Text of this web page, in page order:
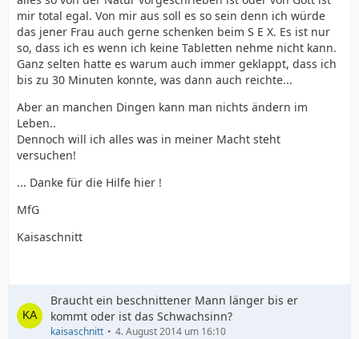
mir total egal. Von mir aus soll es so sein denn ich würde
das jener Frau auch gerne schenken beim S E X. Es ist nur
so, dass ich es wenn ich keine Tabletten nehme nicht kann.
Ganz selten hatte es warum auch immer geklappt, dass ich
bis zu 30 Minuten konnte, was dann auch reichte...
Aber an manchen Dingen kann man nichts ändern im
Leben..
Dennoch will ich alles was in meiner Macht steht
versuchen!
... Danke für die Hilfe hier !
MfG
Kaisaschnitt
Braucht ein beschnittener Mann länger bis er
kommt oder ist das Schwachsinn?
kaisaschnitt 4. August 2014 um 16:10